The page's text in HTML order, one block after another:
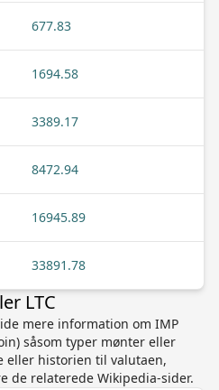
677.83
1694.58
3389.17
8472.94
16945.89
33891.78
LTC
mere information om IMP
såsom typer mønter eller
eller historien til valutaen,
de relaterede Wikipedia-sider.